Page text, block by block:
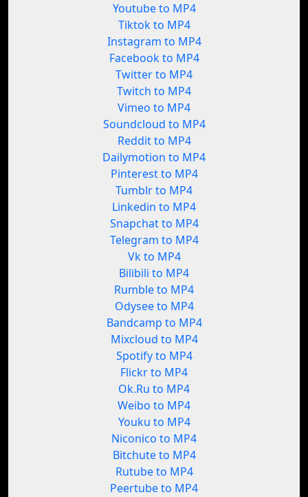
Youtube to MP4
Tiktok to MP4
Instagram to MP4
Facebook to MP4
Twitter to MP4
Twitch to MP4
Vimeo to MP4
Soundcloud to MP4
Reddit to MP4
Dailymotion to MP4
Pinterest to MP4
Tumblr to MP4
Linkedin to MP4
Snapchat to MP4
Telegram to MP4
Vk to MP4
Bilibili to MP4
Rumble to MP4
Odysee to MP4
Bandcamp to MP4
Mixcloud to MP4
Spotify to MP4
Flickr to MP4
Ok.Ru to MP4
Weibo to MP4
Youku to MP4
Niconico to MP4
Bitchute to MP4
Rutube to MP4
Peertube to MP4